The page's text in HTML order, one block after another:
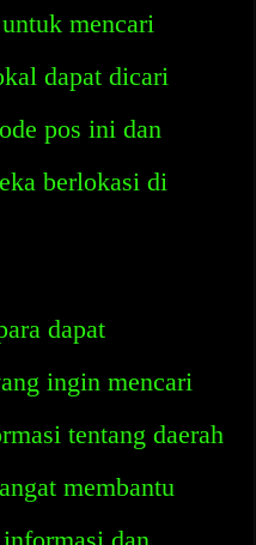
mencari
dapat dicari
pos ini dan
berlokasi di
dapat
ingin mencari
tentang daerah
membantu